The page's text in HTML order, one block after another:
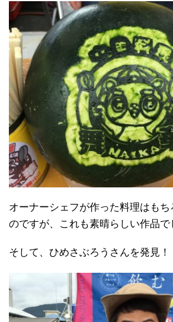
オーナーシェフが作った料理はも
のですが、これも素晴らしい作品で
そして、ひめさぶろうさんを発見！